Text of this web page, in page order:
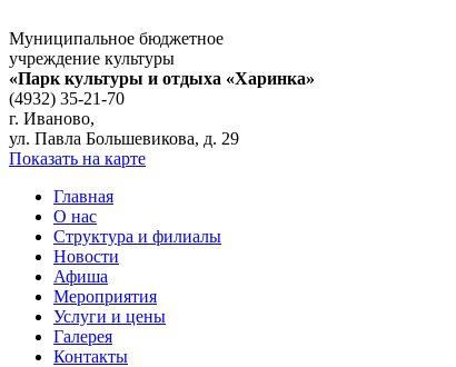
Муниципальное бюджетное
учреждение культуры
«Парк культуры и отдыха «Харинка»
(4932) 35-21-70
г. Иваново,
ул. Павла Большевикова, д. 29
Показать на карте
Главная
О нас
Структура и филиалы
Новости
Афиша
Мероприятия
Услуги и цены
Галерея
Контакты